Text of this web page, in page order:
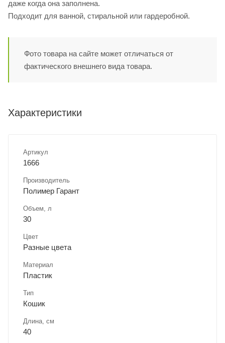
даже когда она заполнена.
Подходит для ванной, стиральной или гардеробной.
Фото товара на сайте может отличаться от
фактического внешнего вида товара.
Характеристики
Артикул
1666
Производитель
Полимер Гарант
Объем, л
30
Цвет
Разные цвета
Материал
Пластик
Тип
Кошик
Длина, cм
40